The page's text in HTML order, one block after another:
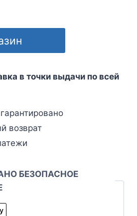
в точки выдачи по всей
возврат
БЕЗОПАСНОЕ